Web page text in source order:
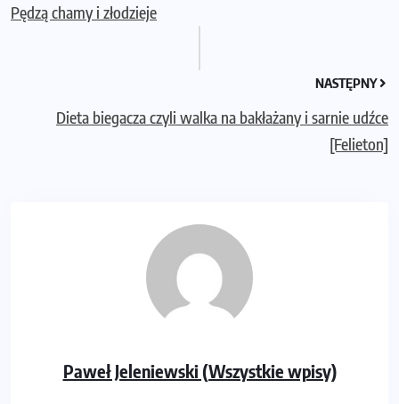
Pędzą chamy i złodzieje
NASTĘPNY
Dieta biegacza czyli walka na bakłażany i sarnie udźce
[Felieton]
Paweł Jeleniewski (Wszystkie wpisy)